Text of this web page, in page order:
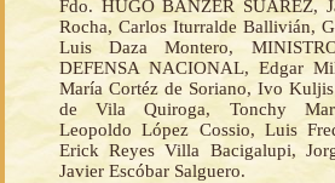
Fdo. HUGO BANZER SUAREZ,
Rocha, Carlos Iturralde Ballivián,
Luis Daza Montero,
DEFENSA NACIONAL, Edgar
María Cortéz de Soriano, Ivo
de Vila Quiroga, Tonchy
Leopoldo López Cossio, Luis
Erick Reyes Villa Bacigalupi,
Javier Escóbar Salguero.